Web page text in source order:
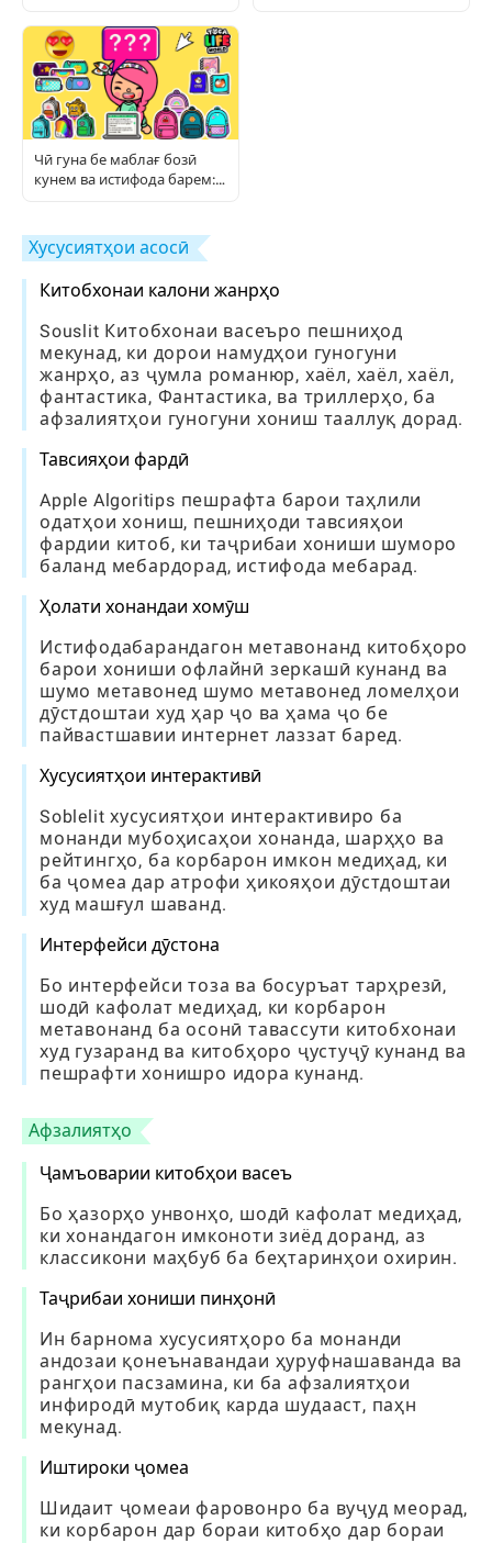
Намудан
Чӣ гуна бе маблағ бозӣ
кунем ва истифода барем:
Хусусиятҳои асосӣ
Китобхонаи калони жанрҳо
Souslit Китобхонаи васеъро пешниҳод
мекунад, ки дорои намудҳои гуногуни
жанрҳо, аз ҷумла романюр, хаёл, хаёл, хаёл,
фантастика, Фантастика, ва триллерҳо, ба
афзалиятҳои гуногуни хониш тааллуқ дорад.
Тавсияҳои фардӣ
Apple Algoritips пешрафта барои таҳлили
одатҳои хониш, пешниҳоди тавсияҳои
фардии китоб, ки таҷрибаи хониши шуморо
баланд мебардорад, истифода мебарад.
Ҳолати хонандаи хомӯш
Истифодабарандагон метавонанд китобҳоро
барои хониши офлайнӣ зеркашӣ кунанд ва
шумо метавонед шумо метавонед ломелҳои
дӯстдоштаи худ ҳар ҷо ва ҳама ҷо бе
пайвастшавии интернет лаззат баред.
Хусусиятҳои интерактивӣ
Soblelit хусусиятҳои интерактивиро ба
монанди мубоҳисаҳои хонанда, шарҳҳо ва
рейтингҳо, ба корбарон имкон медиҳад, ки
ба ҷомеа дар атрофи ҳикояҳои дӯстдоштаи
худ машғул шаванд.
Интерфейси дӯстона
Бо интерфейси тоза ва босуръат тарҳрезӣ,
шодӣ кафолат медиҳад, ки корбарон
метавонанд ба осонӣ тавассути китобхонаи
худ гузаранд ва китобҳоро ҷустуҷӯ кунанд ва
пешрафти хонишро идора кунанд.
Афзалиятҳо
Ҷамъоварии китобҳои васеъ
Бо ҳазорҳо унвонҳо, шодӣ кафолат медиҳад,
ки хонандагон имконоти зиёд доранд, аз
классикони маҳбуб ба беҳтаринҳои охирин.
Таҷрибаи хониши пинҳонӣ
Ин барнома хусусиятҳоро ба монанди
андозаи қонеънавандаи ҳуруфнашаванда ва
рангҳои пасзамина, ки ба афзалиятҳои
инфиродӣ мутобиқ карда шудааст, паҳн
мекунад.
Иштироки ҷомеа
Шидаит ҷомеаи фаровонро ба вуҷуд меорад,
ки корбарон дар бораи китобҳо дар бораи